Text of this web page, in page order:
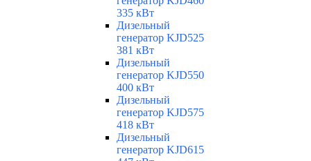
335 кВт
Дизельный
генератор KJD525
381 кВт
Дизельный
генератор KJD550
400 кВт
Дизельный
генератор KJD575
418 кВт
Дизельный
генератор KJD615